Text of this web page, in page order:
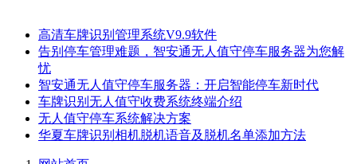
高清车牌识别管理系统V9.9软件
告别停车管理难题，智安通无人值守停车服务器为您解
忧
智安通无人值守停车服务器：开启智能停车新时代
车牌识别无人值守收费系统终端介绍
无人值守停车系统解决方案
华夏车牌识别相机脱机语音及脱机名单添加方法